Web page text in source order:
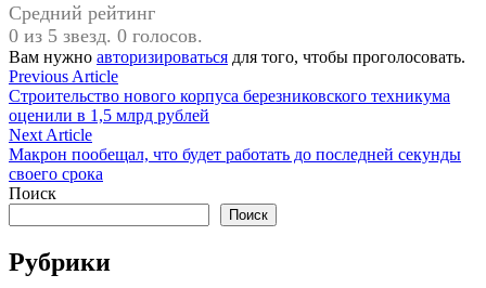
Средний рейтинг
0 из 5 звезд. 0 голосов.
Вам нужно авторизироваться для того, чтобы проголосовать.
Навигация
по
записям
Previous ArticlePrevious
article:
Строительство нового корпуса березниковского техникума
оценили в 1,5 млрд рублей
Next ArticleNext
article:
Макрон пообещал, что будет работать до последней секунды
своего срока
Поиск
Поиск
Рубрики